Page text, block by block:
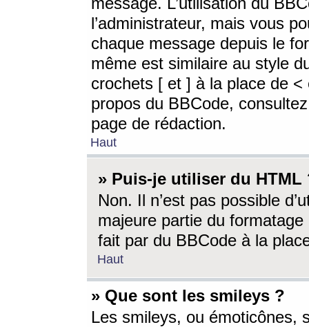
l’administrateur, mais vous
chaque message depuis le
même est similaire au style
crochets [ et ] à la place de <
propos du BBCode,
page de rédaction.
Haut
» Puis-je utiliser du HTML
Non. Il n’est pas possible
majeure partie du
fait par du BBCode à la
Haut
» Que sont les smileys ?
Les smileys, ou émoticônes,